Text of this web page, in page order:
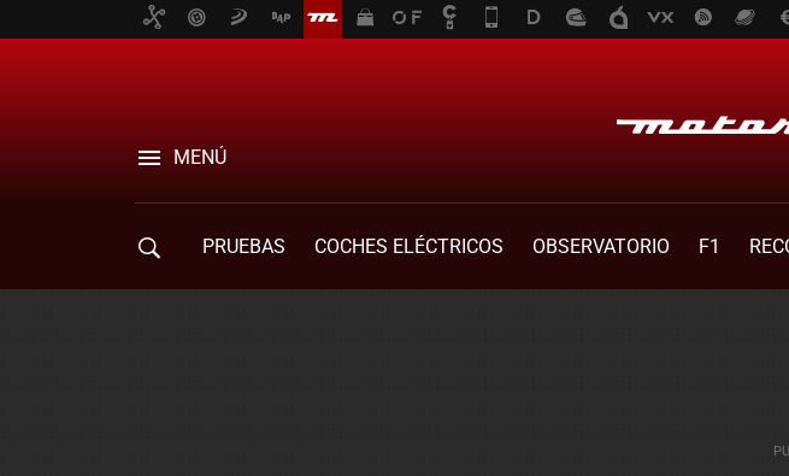
MENÚ
PRUEBAS COCHES ELÉCTRICOS OBSERVATORIO F1